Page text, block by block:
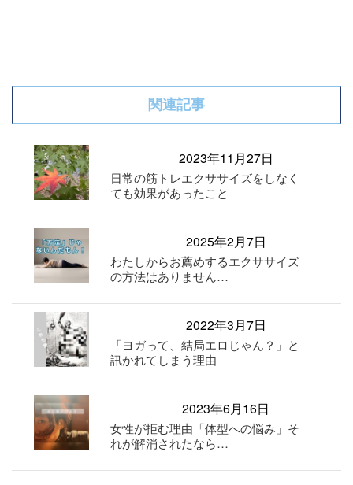
関連記事
2023年11月27日
日常の筋トレエクササイズをしなく
ても効果があったこと
2025年2月7日
わたしからお薦めするエクササイズ
の方法はありません…
2022年3月7日
「ヨガって、結局エロじゃん？」と
訊かれてしまう理由
2023年6月16日
女性が拒む理由「体型への悩み」そ
れが解消されたなら…